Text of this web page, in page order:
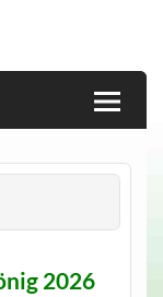
2026